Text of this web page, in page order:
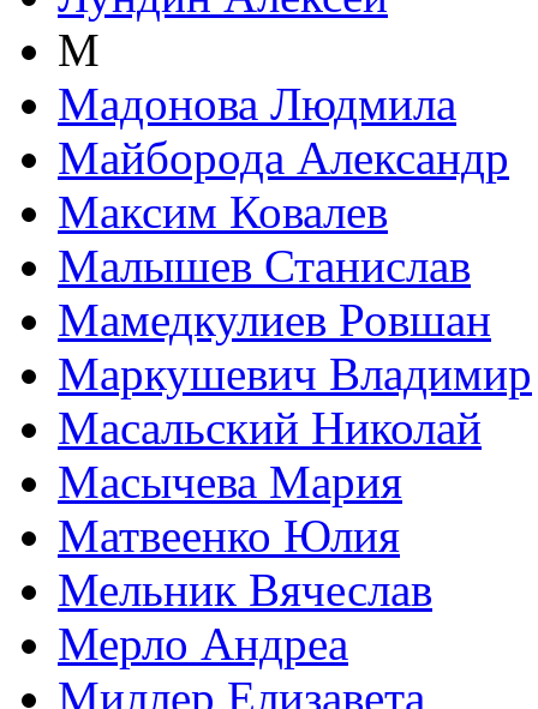
М
Мадонова Людмила
Майборода Александр
Максим Ковалев
Малышев Станислав
Мамедкулиев Ровшан
Маркушевич Владимир
Масальский Николай
Масычева Мария
Матвеенко Юлия
Мельник Вячеслав
Мерло Андреа
Миллер Елизавета